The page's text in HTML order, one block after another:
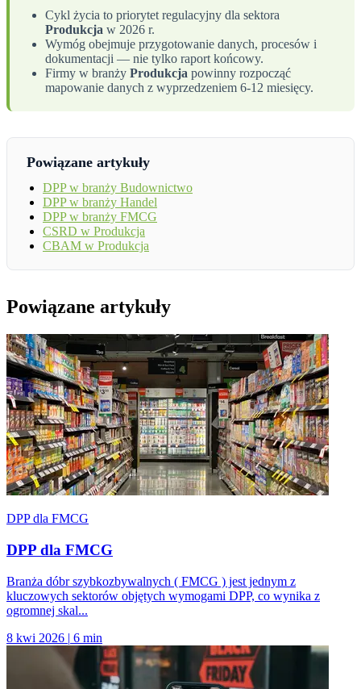
Cykl życia to priorytet regulacyjny dla sektora
Produkcja w 2026 r.
Wymóg obejmuje przygotowanie danych, procesów i
dokumentacji — nie tylko raport końcowy.
Firmy w branży Produkcja powinny rozpocząć
mapowanie danych z wyprzedzeniem 6-12 miesięcy.
Powiązane artykuły
DPP w branży Budownictwo
DPP w branży Handel
DPP w branży FMCG
CSRD w Produkcja
CBAM w Produkcja
Powiązane artykuły
DPP dla FMCG
DPP dla FMCG
Branża dóbr szybkozbywalnych ( FMCG ) jest jednym z
kluczowych sektorów objętych wymogami DPP, co wynika z
ogromnej skal...
8 kwi 2026 | 6 min